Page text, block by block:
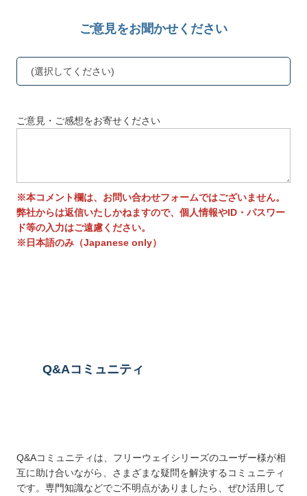
ご意見をお聞かせください
(選択してください)
ご意見・ご感想をお寄せください
※本コメント欄は、お問い合わせフォームではございません。
弊社からは返信いたしかねますので、個人情報やID・パスワー
ド等の入力はご遠慮ください。
※日本語のみ（Japanese only）
Q&Aコミュニティ
Q&Aコミュニティは、フリーウェイシリーズのユーザー様が相
互に助け合いながら、さまざまな疑問を解決するコミュニティ
です。専門知識などでご不明点がありましたら、ぜひ活用して